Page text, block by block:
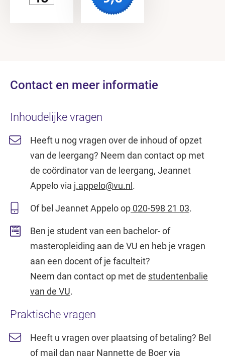
Contact en meer informatie
Inhoudelijke vragen
Heeft u nog vragen over de inhoud of opzet
van de leergang? Neem dan contact op met
de coördinator van de leergang, Jeannet
Appelo via j.appelo@vu.nl .
Of bel Jeannet Appelo op 020-598 21 03.
Ben je student van een bachelor- of
masteropleiding aan de VU en heb je vragen
aan een docent of je faculteit?
Neem dan contact op met de studentenbalie
van de VU.
Praktische vragen
Heeft u vragen over plaatsing of betaling? Bel
of mail dan naar Nannette de Boer via